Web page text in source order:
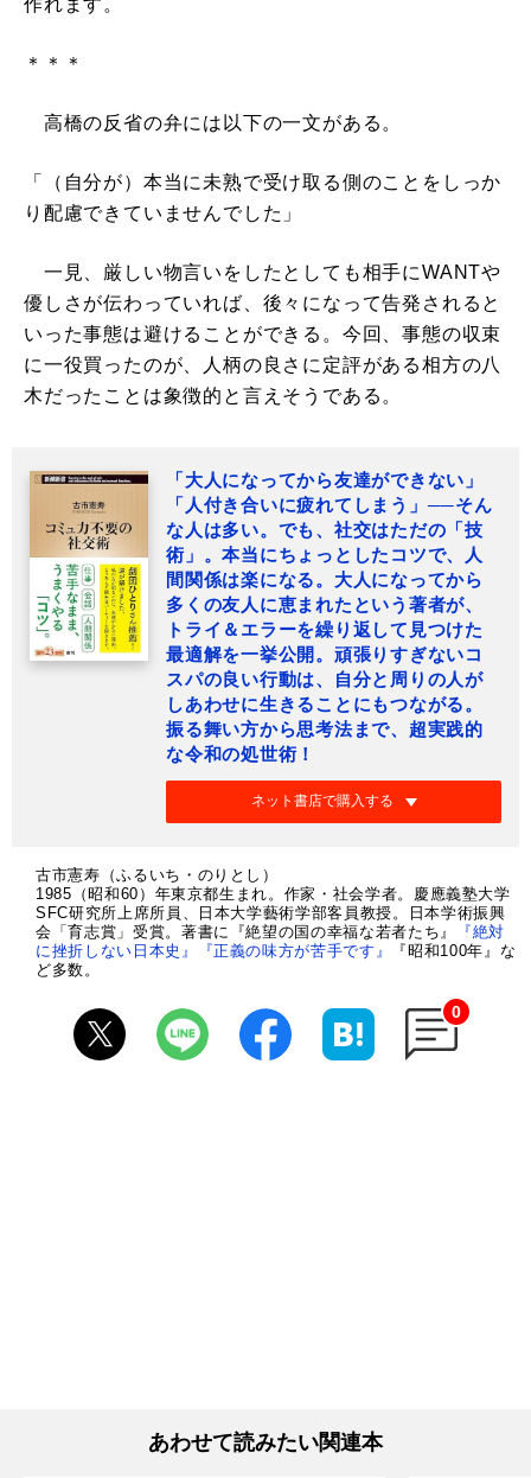
＊＊＊
高橋の反省の弁には以下の一文がある。
「（自分が）本当に未熟で受け取る側のことをしっか
り配慮できていませんでした」
一見、厳しい物言いをしたとしても相手にWANTや
優しさが伝わっていれば、後々になって告発されると
いった事態は避けることができる。今回、事態の収束
に一役買ったのが、人柄の良さに定評がある相方の八
木だったことは象徴的と言えそうである。
「大人になってから友達ができない」
「人付き合いに疲れてしまう」──そん
な人は多い。でも、社交はただの「技
術」。本当にちょっとしたコツで、人
間関係は楽になる。大人になってから
多くの友人に恵まれたという著者が、
トライ＆エラーを繰り返して見つけた
最適解を一挙公開。頑張りすぎないコ
スパの良い行動は、自分と周りの人が
しあわせに生きることにもつながる。
振る舞い方から思考法まで、超実践的
な令和の処世術！
ネット書店で購入する
古市憲寿（ふるいち・のりとし）
1985（昭和60）年東京都生まれ。作家・社会学者。慶應義塾大学
SFC研究所上席所員、日本大学藝術学部客員教授。日本学術振興
会「育志賞」受賞。著書に『絶望の国の幸福な若者たち』
『絶対
に挫折しない日本史』
『正義の味方が苦手です』
『昭和100年』な
ど多数。
0
あわせて読みたい関連本